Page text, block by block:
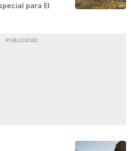
para El
PUBLICIDAD